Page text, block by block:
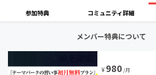
参加特典 コミュニティ詳細
メンバー特典について
¥980 /月